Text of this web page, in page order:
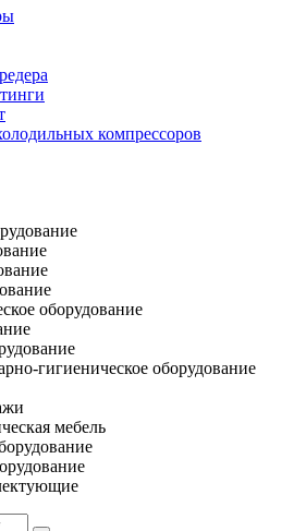
компрессоров
оборудование
гигиеническое оборудование
мебель